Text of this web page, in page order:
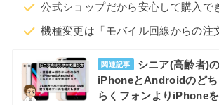
公式ショップだから安心して購入で
機種変更は「モバイル回線からの注
関連記事
シニア(高齢者)
iPhoneとAndroidのどち
らくフォンよりiPhone